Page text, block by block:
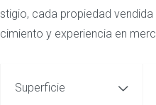
cada propiedad vendida
y experiencia en
Superficie